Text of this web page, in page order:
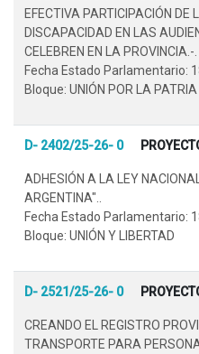
EFECTIVA PARTICIPACIÓN DE
DISCAPACIDAD EN LAS
CELEBREN EN LA PROVINCIA.-.
Fecha Estado Parlamentario:
Bloque: UNIÓN POR LA PATRIA
D- 2402/25-26- 0
ADHESIÓN A LA LEY
ARGENTINA"..
Fecha Estado Parlamentario:
Bloque: UNIÓN Y LIBERTAD
D- 2521/25-26- 0
CREANDO EL REGISTRO
TRANSPORTE PARA